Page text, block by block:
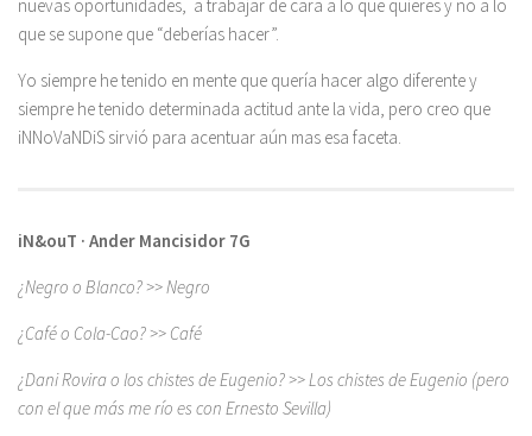
nuevas oportunidades, a trabajar de cara a lo que quieres y no a lo
que se supone que “deberías hacer”.
Yo siempre he tenido en mente que quería hacer algo diferente y
siempre he tenido determinada actitud ante la vida, pero creo que
iNNoVaNDiS sirvió para acentuar aún mas esa faceta.
iN&ouT · Ander Mancisidor 7G
¿Negro o Blanco? >> Negro
¿Café o Cola-Cao? >> Café
¿Dani Rovira o los chistes de Eugenio? >> Los chistes de Eugenio (pero
con el que más me río es con Ernesto Sevilla)